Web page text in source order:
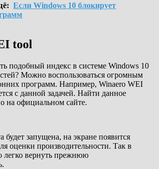
Если Windows 10 блокирует
tool
подобный индекс в системе Windows 10
Можно воспользоваться огромным
программ. Например, Winaero WEI
с данной задачей. Найти данное
на официальном сайте.
будет запущена, на экране появится
оценки производительности. Так в
легко вернуть прежнюю